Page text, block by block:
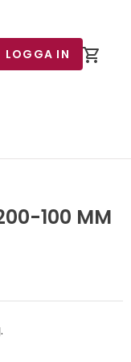
LOGGA IN
100 MM